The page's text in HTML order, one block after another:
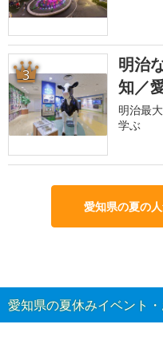
3
明治
知／
明治最
学ぶ
愛知県の夏の
愛知県の夏休みイベント